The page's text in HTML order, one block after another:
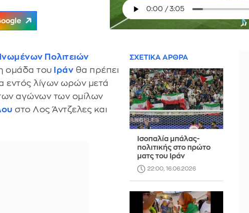
Πολιτειών
ομάδα του Ιράν θα πρέπει
εντός λίγων ωρών μετά
αγώνων των ομίλων
στο Λος Άντζελες και
ΣΧΕΤΙΚΑ ΑΡΘΡΑ
Ισοπαλία μπάλας-
πολιτικής στο πρώτο
ματς του Ιράν
22:00, 16.06.2026